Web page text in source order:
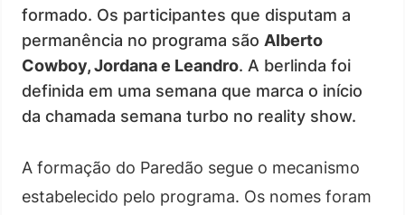
formado. Os participantes que disputam a
permanência no programa são Alberto
Cowboy, Jordana e Leandro. A berlinda foi
definida em uma semana que marca o início
da chamada semana turbo no reality show.
A formação do Paredão segue o mecanismo
estabelecido pelo programa. Os nomes foram